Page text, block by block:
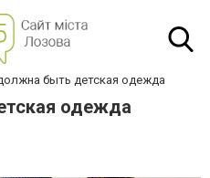
быть детская одежда
одежда